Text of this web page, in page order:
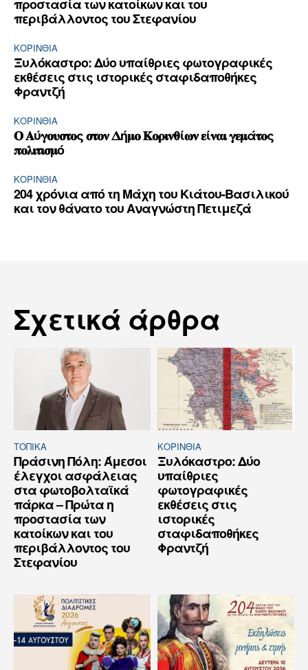
προστασία των κατοίκων και του
περιβάλλοντος του Στεφανίου
ΚΟΡΙΝΘΊΑ
Ξυλόκαστρο: Δύο υπαίθριες φωτογραφικές
εκθέσεις στις ιστορικές σταφιδαποθήκες
Φραντζή
ΚΟΡΙΝΘΊΑ
𝚶 𝚨ύ𝛄𝛐𝛖𝛔𝛕𝛐ς 𝛔𝛕𝛐𝛎 𝚫ή𝛍𝛐 𝚱𝛐𝛒𝛊𝛎𝛉ί𝛚𝛎 𝛆ί𝛎𝛂𝛊 𝛄𝛆𝛍ά𝛕𝛐ς
𝛑𝛐𝛌𝛊𝛕𝛊𝛔𝛍ό
ΚΟΡΙΝΘΊΑ
204 χρόνια από τη Μάχη του Κιάτου-Βασιλικού
και τον θάνατο του Αναγνώστη Πετιμεζά
Σχετικά άρθρα
ΤΟΠΙΚΑ
Πράσινη Πόλη: Άμεσοι
έλεγχοι ασφάλειας
στα φωτοβολταϊκά
πάρκα – Πρώτα η
προστασία των
κατοίκων και του
περιβάλλοντος του
Στεφανίου
ΚΟΡΙΝΘΊΑ
Ξυλόκαστρο: Δύο
υπαίθριες
φωτογραφικές
εκθέσεις στις
ιστορικές
σταφιδαποθήκες
Φραντζή